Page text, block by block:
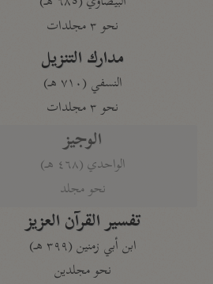
نحو ٣ مجلدات
مدارك التنزيل
النسفي (٧١٠ هـ)
نحو ٣ مجلدات
الوجيز
الواحدي (٤٦٨ هـ)
نحو مجلد
تفسير القرآن العزيز
ابن أبي زمنين (٣٩٩ هـ)
نحو مجلدين